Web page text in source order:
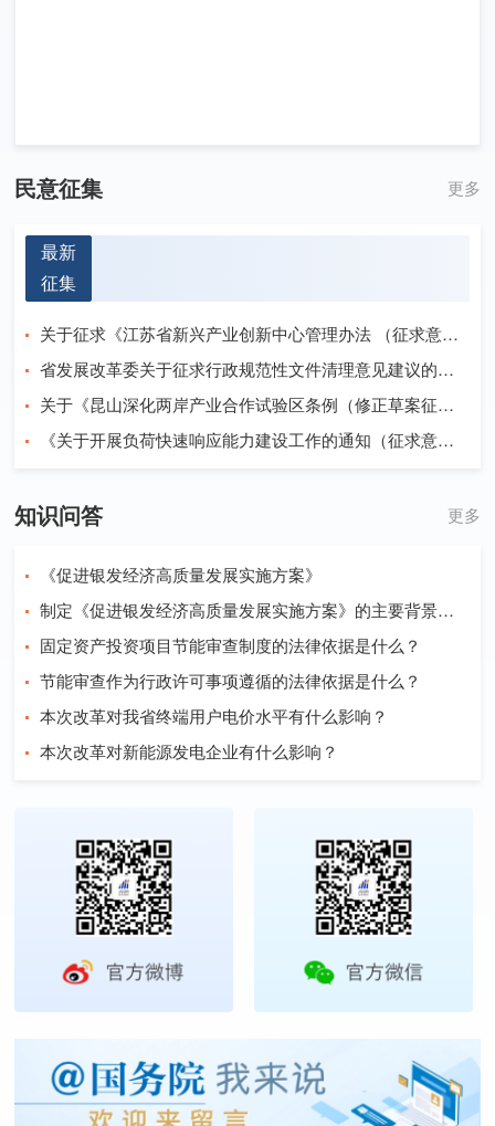
民意征集 更多
最新
征集
关于征求《江苏省新兴产业创新中心管理办法 （征求意见稿）》意见建议的公告
省发展改革委关于征求行政规范性文件清理意见建议的公告
关于《昆山深化两岸产业合作试验区条例（修正草案征求意见稿）》公开征求意见的情况反馈
《关于开展负荷快速响应能力建设工作的通知（征求意见稿）》意见征求情况的反馈
知识问答 更多
《促进银发经济高质量发展实施方案》
制定《促进银发经济高质量发展实施方案》的主要背景是什么？
固定资产投资项目节能审查制度的法律依据是什么？
节能审查作为行政许可事项遵循的法律依据是什么？
本次改革对我省终端用户电价水平有什么影响？
本次改革对新能源发电企业有什么影响？